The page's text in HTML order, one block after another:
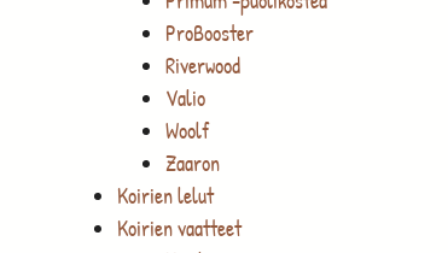
ProBooster
Riverwood
Valio
Woolf
Zaaron
Koirien lelut
Koirien vaatteet